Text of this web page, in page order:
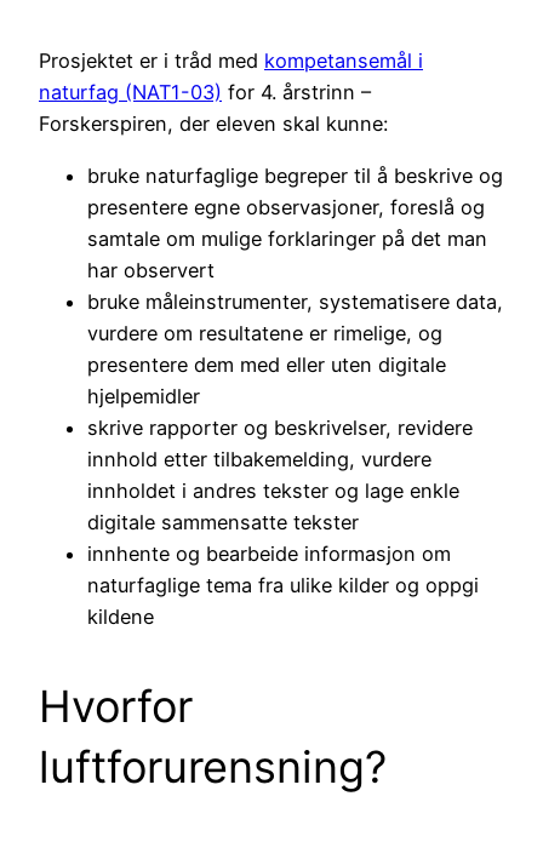
Prosjektet er i tråd med kompetansemål i
naturfag (NAT1-03) for 4. årstrinn –
Forskerspiren, der eleven skal kunne:
bruke naturfaglige begreper til å beskrive og
presentere egne observasjoner, foreslå og
samtale om mulige forklaringer på det man
har observert
bruke måleinstrumenter, systematisere data,
vurdere om resultatene er rimelige, og
presentere dem med eller uten digitale
hjelpemidler
skrive rapporter og beskrivelser, revidere
innhold etter tilbakemelding, vurdere
innholdet i andres tekster og lage enkle
digitale sammensatte tekster
innhente og bearbeide informasjon om
naturfaglige tema fra ulike kilder og oppgi
kildene
Hvorfor
luftforurensning?